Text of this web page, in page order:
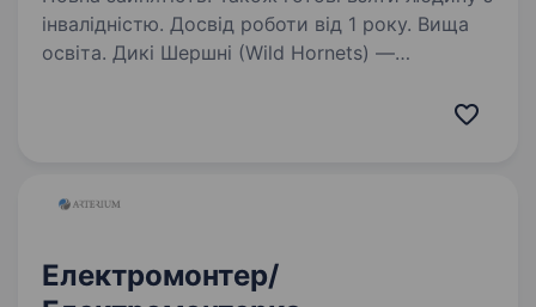
інвалідністю. Досвід роботи від 1 року. Вища
освіта. Дикі Шершні (Wild Hornets) —
безпілотникам та захисту інфраструктури…
Електромонтер/